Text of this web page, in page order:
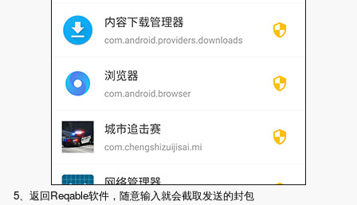
5、返回Reqable软件，随意输入就会截取发送的封包